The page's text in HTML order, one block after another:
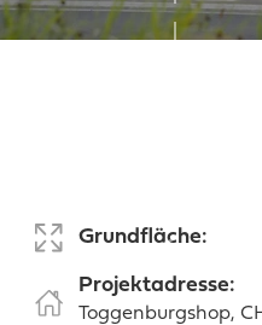
Grundfläche:
Projektadresse:
Toggenburgshop,